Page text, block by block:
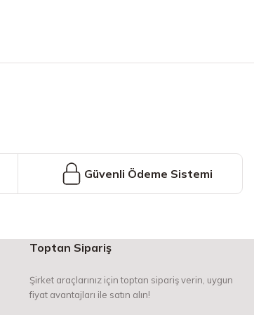
Güvenli Ödeme Sistemi
Toptan Sipariş
Şirket araçlarınız için toptan sipariş verin, uygun
fiyat avantajları ile satın alın!